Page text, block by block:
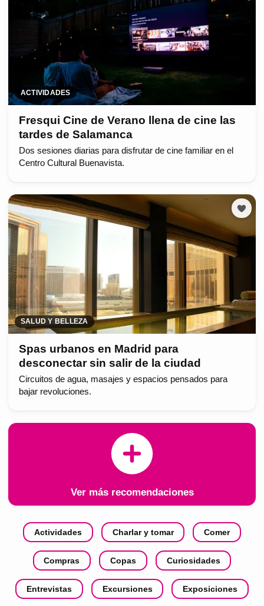
ACTIVIDADES
Fresqui Cine de Verano llena de cine las
tardes de Salamanca
Dos sesiones diarias para disfrutar de cine familiar en el
Centro Cultural Buenavista.
SALUD Y BELLEZA
Spas urbanos en Madrid para
desconectar sin salir de la ciudad
Circuitos de agua, masajes y espacios pensados para
bajar revoluciones.
Ver más recomendaciones
Actividades Charlar y tomar Comer
Compras Copas Curiosidades
Entrevistas Excursiones Exposiciones